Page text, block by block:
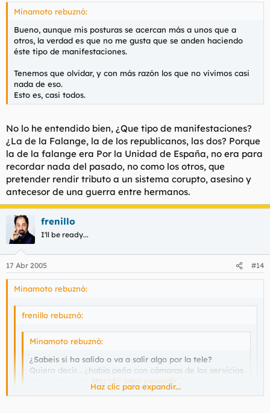
Minamoto rebuznó:
Bueno, aunque mis posturas se acercan más a unos que a
otros, la verdad es que no me gusta que se anden haciendo
éste tipo de manifestaciones.
Tenemos que olvidar, y con más razón los que no vivimos casi
nada de eso.
Esto es, casi todos.
No lo he entendido bien, ¿Que tipo de manifestaciones?
¿La de la Falange, la de los republicanos, las dos? Porque
la de la falange era Por la Unidad de España, no era para
recordar nada del pasado, no como los otros, que
pretender rendir tributo a un sistema corupto, asesino y
antecesor de una guerra entre hermanos.
frenillo
I'll be ready...
17 Abr 2005 #14
Minamoto rebuznó:
frenillo rebuznó:
Minamoto rebuznó:
¿Sabeis si ha salido o va a salir algo por la tele?
Quiero decir... ¿había peña con cámaras de los servicios
informativos de las cadenas nacionales?
Haz clic para expandir...
Haz clic para expandir...